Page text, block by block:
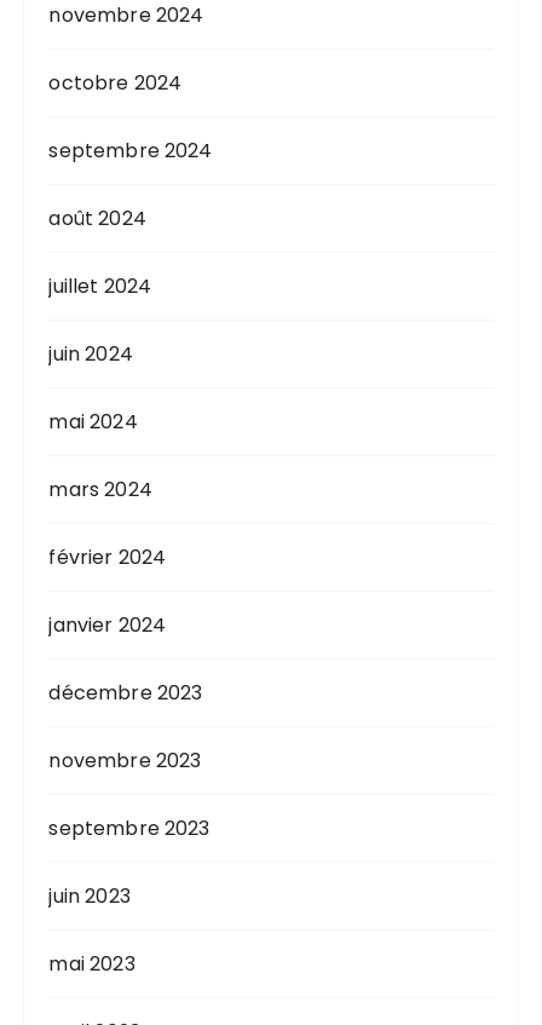
novembre 2024
octobre 2024
septembre 2024
août 2024
juillet 2024
juin 2024
mai 2024
mars 2024
février 2024
janvier 2024
décembre 2023
novembre 2023
septembre 2023
juin 2023
mai 2023